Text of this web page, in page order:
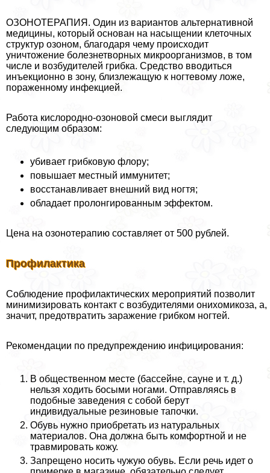
ОЗОНОТЕРАПИЯ. Один из вариантов альтернативной
медицины, который основан на насыщении клеточных
структур озоном, благодаря чему происходит
уничтожение болезнетворных микроорганизмов, в том
числе и возбудителей грибка. Средство вводиться
инъекционно в зону, близлежащую к ногтевому ложе,
пораженному инфекцией.
Работа кислородно-озоновой смеси выглядит
следующим образом:
убивает грибковую флору;
повышает местный иммунитет;
восстанавливает внешний вид ногтя;
обладает пролонгированным эффектом.
Цена на озонотерапию составляет от 500 рублей.
Профилактика
Соблюдение профилактических мероприятий позволит
минимизировать контакт с возбудителями онихомикоза, а,
значит, предотвратить заражение грибком ногтей.
Рекомендации по предупреждению инфицирования:
В общественном месте (бассейне, сауне и т. д.)
нельзя ходить босыми ногами. Отправляясь в
подобные заведения с собой берут
индивидуальные резиновые тапочки.
Обувь нужно приобретать из натуральных
материалов. Она должна быть комфортной и не
травмировать кожу.
Запрещено носить чужую обувь. Если речь идет о